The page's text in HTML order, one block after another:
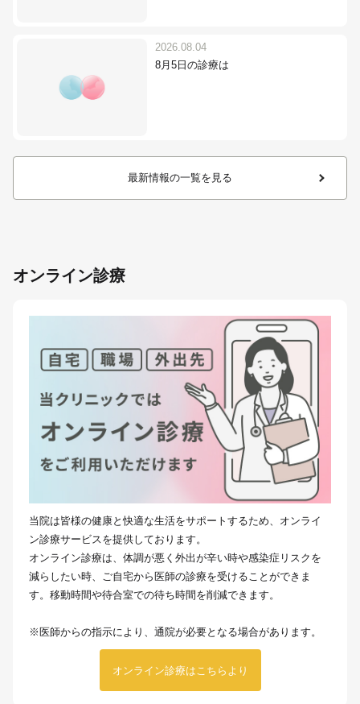
2026.08.04
8月5日の診療は
最新情報の一覧を見る
オンライン診療
当院は皆様の健康と快適な生活をサポートするため、オンライ
ン診療サービスを提供しております。
オンライン診療は、体調が悪く外出が辛い時や感染症リスクを
減らしたい時、ご自宅から医師の診療を受けることができま
す。移動時間や待合室での待ち時間を削減できます。
※医師からの指示により、通院が必要となる場合があります。
オンライン診療はこちらより